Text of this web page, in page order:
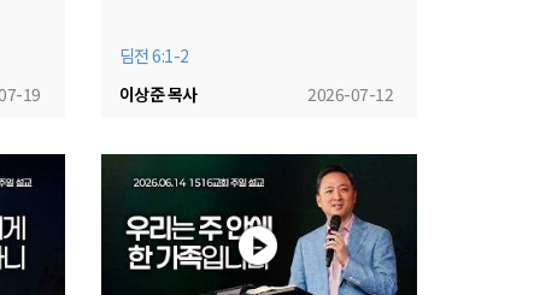
19
딤전 6:1-2
2026-07-12
이상준 목사